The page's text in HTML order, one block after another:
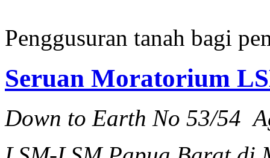
Penggusuran tanah bagi
Seruan Moratorium
Down to Earth No 53/54